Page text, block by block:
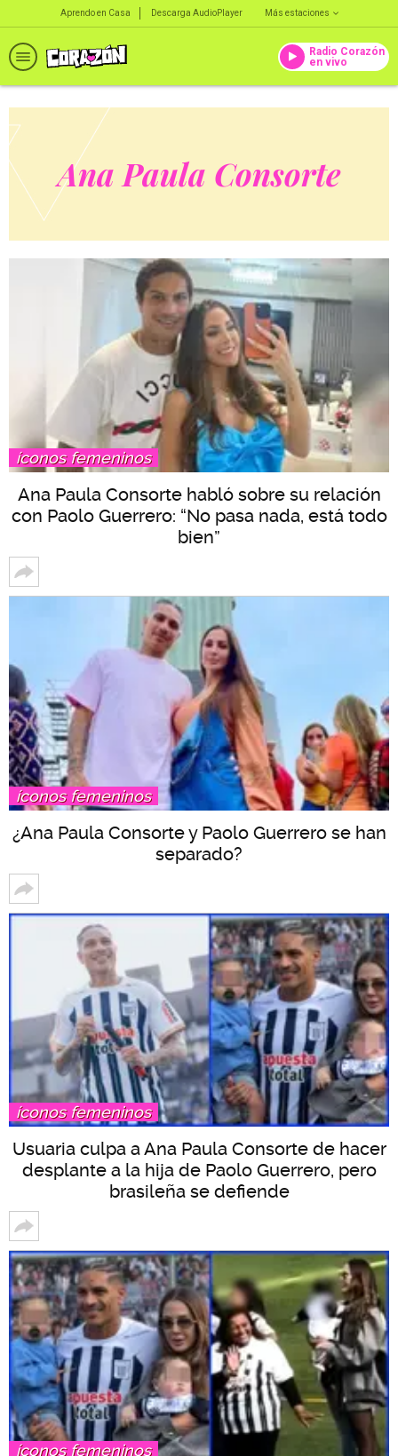
Aprendo en Casa Descarga AudioPlayer Más estaciones
Radio Corazón
en vivo
Ana Paula Consorte
íconos femeninos
Ana Paula Consorte habló sobre su relación
con Paolo Guerrero: “No pasa nada, está todo
bien”
íconos femeninos
¿Ana Paula Consorte y Paolo Guerrero se han
separado?
íconos femeninos
Usuaria culpa a Ana Paula Consorte de hacer
desplante a la hija de Paolo Guerrero, pero
brasileña se defiende
íconos femeninos